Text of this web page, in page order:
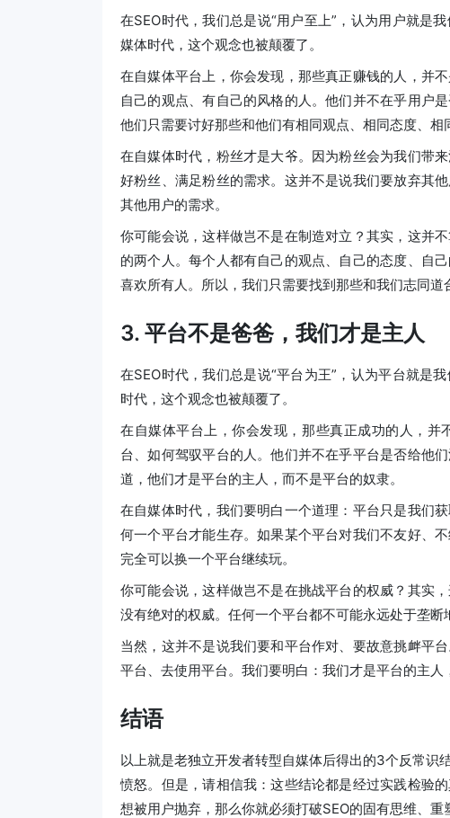
在SEO时代，我们总是说“用户至上”，认为用户就是
媒体时代，这个观念也被颠覆了。
在自媒体平台上，你会发现，那些真正赚钱的人，并
自己的观点、有自己的风格的人。他们并不在乎用户
他们只需要讨好那些和他们有相同观点、相同态度、相
在自媒体时代，粉丝才是大爷。因为粉丝会为我们带
好粉丝、满足粉丝的需求。这并不是说我们要放弃其
其他用户的需求。
你可能会说，这样做岂不是在制造对立？其实，这并
的两个人。每个人都有自己的观点、自己的态度、自
喜欢所有人。所以，我们只需要找到那些和我们志同道
3. 平台不是爸爸，我们才是主人
在SEO时代，我们总是说“平台为王”，认为平台就是
时代，这个观念也被颠覆了。
在自媒体平台上，你会发现，那些真正成功的人，
台、如何驾驭平台的人。他们并不在乎平台是否给他
道，他们才是平台的主人，而不是平台的奴隶。
在自媒体时代，我们要明白一个道理：平台只是我们
何一个平台才能生存。如果某个平台对我们不友好、
完全可以换一个平台继续玩。
你可能会说，这样做岂不是在挑战平台的权威？其实
没有绝对的权威。任何一个平台都不可能永远处于垄断
当然，这并不是说我们要和平台作对、要故意挑衅平
平台、去使用平台。我们要明白：我们才是平台的主人
结语
以上就是老独立开发者转型自媒体后得出的3个反常识
愤怒。但是，请相信我：这些结论都是经过实践检验
想被用户抛弃，那么你就必须打破SEO的固有思维、重